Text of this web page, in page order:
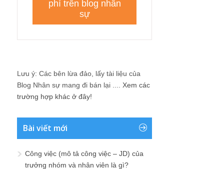
Lưu ý: Các bên lừa đảo, lấy tài liệu của
Blog Nhân sự mang đi bán lại .... Xem các
trường hợp khác ở đây!
Bài viết mới
Công việc (mô tả công việc – JD) của
trưởng nhóm và nhân viên là gì?